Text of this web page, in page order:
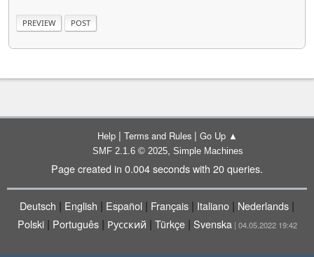
Help | Terms and Rules | Go Up ▲
SMF 2.1.6 © 2025, Simple Machines
Page created in 0.004 seconds with 20 queries.
Deutsch | English | Español | Français | Italiano | Nederlands |
Polski| Português| Русский | Türkçe| Svenska | 04.05.2022 19:42